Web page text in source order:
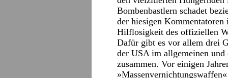
Bombenbastlern schadet
der hiesigen
Hilflosigkeit des offiziellen
Dafür gibt es vor allem drei
der USA im allgemeinen und
zusammen. Vor einigen